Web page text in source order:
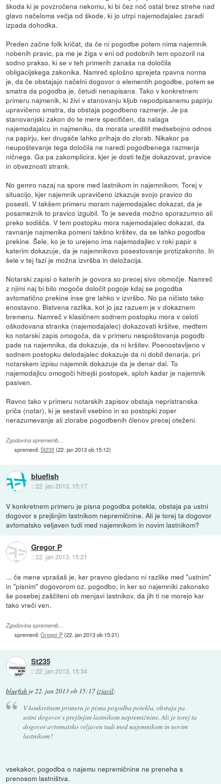
škoda ki je povzročena nekomu, ki bi čez noč ostal brez strehe nad
glavo načeloma večja od škode, ki jo utrpi najemodajalec zaradi
izpada dohodka.
Preden začne folk kričat, da če ni pogodbe potem nima najemnik
nobenih pravic, pa me je žiga v eni od podobnih tem opozoril na
sodno prakso, ki se v teh primerih zanaša na določila
obligacijskega zakonika. Namreč splošno sprejeta rpavna norma
je, da če obstajajo načelni dogovor o elementih pogodbe, potem se
smatra da pogodba je, četudi nenapisana. Tako v konkretnem
primeru najmenik, ki živi v stanovanju kljub nepodpisanemu papirju
upravičeno smatra, da obstaja pogodbeno razmerje. Je pa
stanovanjski zakon do te mere specifičen, da nalaga
najemodajalcu in najmeniku, da morata ureditit medsebojno odnos
na papirju, ker drugače lahko prihaja do zlorab. Nikakor pa
neupoštevanje tega določila ne naredi pogodbenega razmerja
ničnega. Ga pa zakomplicira, kjer je dosti težje dokazovat, pravice
in obveznosti strank.
No gemro nazaj na spore med lastnikom in najemnikom. Torej v
situacijo, kjer najemnik upravičeno izkazuje svojo pravico do
posesti. V takšem primeru moram najemodajalec dokazat, da je
posameznik to pravico izgubil. To je seveda možno sporazumno ali
preko sodišča. V tem postopku mora najemodajalec dokazat, da
ravnanje najmenika pomeni takšno kršitev, da se lahko pogodba
prekine. Šele, ko je to urejeno ima najemodajlec v roki papir s
katerim dokazuje, da je najemnikovo posestovanje protizakonito. In
šele v tej fazi je možna izvršba in deložacija.
Notarski zapisi o katerih je govora so precej sivo območje. Namreč
z njimi naj bi bilo mogoče določit pogoje kdaj se pogodba
avtomatično prekine inse gre lahko v izvršbo. No pa ničisto tako
enostavno. Bistvena razlika, kot jo jaz razuem je v dokaznem
bremenu. Namreč v klasičnem sodnem postopku mora v celoti
oškodovana stranka (najemodajalec) dokazovati kršitve, medtem
ko notarski zapis omogoča, da v primeru nespoštovanja pogodb
pade na najemnika, da dokazuje, da ni kršitev. Poenostavljeno v
sodnem postopku delodajalec dokazuje da ni dobil denarja, pri
notarskem izpisu najemnik dokazuje da je denar dal. To
najemodajlcu omogoči hitrejši postopek, sploh kadar je najemnik
pasiven.
Ravno tako v primeru notarskih zapisov obstaja nepristranska
priča (notar), ki je sestavil vsebino in so postopki zoper
nerazumevanje ali zlorabe pogodbenih členov precej oteženi.
Zgodovina sprememb…
spremenil:St235(22. jan 2013 ob 15:12)
bluefish
::22. jan 2013, 15:17
V konkretnem primeru je pisna pogodba potekla, obstaja pa ustni
dogovor s prejšnjim lastnikom nepremičnine. Ali je torej ta dogovor
avtomatsko veljaven tudi med najemnikom in novim lastnikom?
Gregor P
::22. jan 2013, 15:21
... če mene vprašaš je, ker pravno gledano ni razlike med "ustnim"
in "pisnim" dogovorom oz. pogodbo; in ker so najemniki zakonsko
še posebej zaščiteni ob menjavi lastnikov, da jih ti ne morejo kar
tako vreči ven.
Zgodovina sprememb…
spremenil:Gregor P(22. jan 2013 ob 15:21)
St235
::22. jan 2013, 15:34
bluefish je22. jan 2013 ob 15:17izjavil:
V konkretnem primeru je pisna pogodba potekla, obstaja pa
ustni dogovor s prejšnjim lastnikom nepremičnine. Ali je torej ta
dogovor avtomatsko veljaven tudi med najemnikom in novim
lastnikom?
vsekakor, pogodba o najemu nepremičnine ne preneha s
prenosom lastništva.